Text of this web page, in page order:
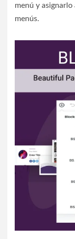
menú y asignarlo
menús.